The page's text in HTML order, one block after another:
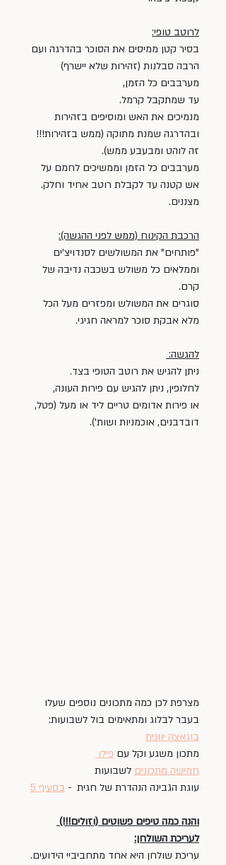
לרוטב טופי:
בסיר קטן ממיסים את הסוכר בהדרגה ועם
הרבה סבלנות (זהירות שלא יישרף)
מערבבים כל הזמן,
עד שמתקבל קרמל.
מנמיכים את האש ומוסיפים בזהירות
ובהדרגה שמנת מתוקה (ממש בזהירות!!!
זה לוהט ומבעבע ממש).
מערבבים כל הזמן וממשיכים לחמם על
אש קטנה עד לקבלת רוטב אחיד וחלק.
מצננים.
הרכבת הקינוח (ממש לפני ההגשה):
"פותחים" את המשולשים לסנדויצ'ים
וממלאים כל משולש בשכבה נדיבה של
קרם.
סוגרים את המשולש ומפזרים מעל הכל
מלא אבקת סוכר למראה חגיגי.
להגשה:
ניתן להגיש את רוטב הטופי בצד.
לחלופין, ניתן להגיש עם פירות העונה,
או פירות אדומים טריים ליד או מעל (פטל,
דובדבנים, אוכמניות ושות').
מצרפת לכן כמה מתכונים נוספים שעלו
בעבר לבלוג ומתאימים בול לשבועות:
בוגאצה יוונית
מתכון משגע וקל עם פילו
חמישה מתכונים לשבועות
עוגת הגבינה הנהדרת של חגית  - בסעיף 5
והנה כמה טיפים פשוטים (וזולים!!!)
לעריכת השולחן:
עריכת שולחן היא אחד מתחביביי הידועים.